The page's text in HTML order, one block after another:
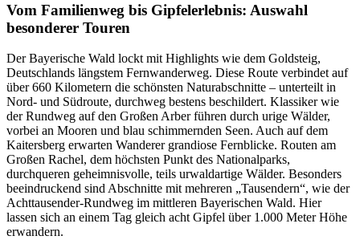
Vom Familienweg bis Gipfelerlebnis: Auswahl
besonderer Touren
Der Bayerische Wald lockt mit Highlights wie dem Goldsteig,
Deutschlands längstem Fernwanderweg. Diese Route verbindet auf
über 660 Kilometern die schönsten Naturabschnitte – unterteilt in
Nord- und Südroute, durchweg bestens beschildert. Klassiker wie
der Rundweg auf den Großen Arber führen durch urige Wälder,
vorbei an Mooren und blau schimmernden Seen. Auch auf dem
Kaitersberg erwarten Wanderer grandiose Fernblicke. Routen am
Großen Rachel, dem höchsten Punkt des Nationalparks,
durchqueren geheimnisvolle, teils urwaldartige Wälder. Besonders
beeindruckend sind Abschnitte mit mehreren „Tausendern“, wie der
Achttausender-Rundweg im mittleren Bayerischen Wald. Hier
lassen sich an einem Tag gleich acht Gipfel über 1.000 Meter Höhe
erwandern.